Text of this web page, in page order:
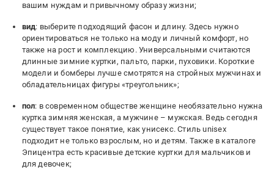
вашим нуждам и привычному образу жизни;
вид: выберите подходящий фасон и длину. Здесь нужно
ориентироваться не только на моду и личный комфорт, но
также на рост и комплекцию. Универсальными считаются
длинные зимние куртки, пальто, парки, пуховики. Короткие
модели и бомберы лучше смотрятся на стройных мужчинах и
обладательницах фигуры «треугольник»;
пол: в современном обществе женщине необязательно нужна
куртка зимняя женская, а мужчине – мужская. Ведь сегодня
существует такое понятие, как унисекс. Стиль unisex
подходит не только взрослым, но и детям. Также в каталоге
Эпицентра есть красивые детские куртки для мальчиков и
для девочек;